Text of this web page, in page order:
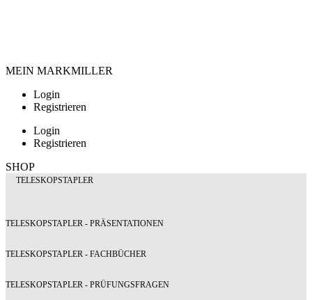
MEIN MARKMILLER
Login
Registrieren
Login
Registrieren
SHOP
TELESKOPSTAPLER
TELESKOPSTAPLER - PRÄSENTATIONEN
TELESKOPSTAPLER - FACHBÜCHER
TELESKOPSTAPLER - PRÜFUNGSFRAGEN